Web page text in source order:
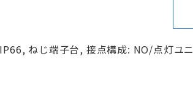
ねじ端子台, 接点構成: NO/点灯ユ